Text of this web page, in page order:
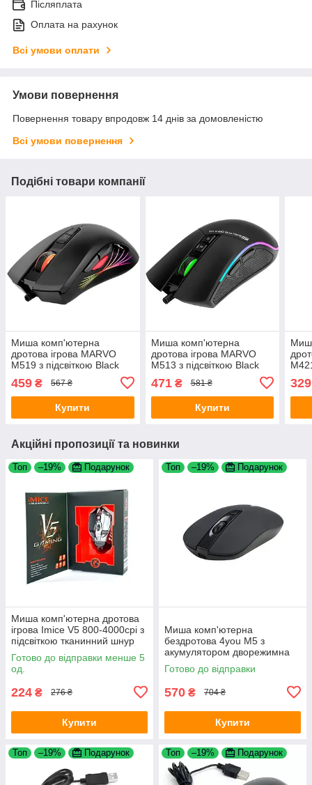
Післяплата
Оплата на рахунок
Всі умови оплати
Умови повернення
Повернення товару впродовж 14 днів за домовленістю
Всі умови повернення
Подібні товари компанії
Миша комп'ютерна
дротова ігрова MARVO
M519 з підсвіткою Black
459 ₴ 567 ₴
Купити
Миша комп'ютерна
дротова ігрова MARVO
M513 з підсвіткою Black
471₴ 581 ₴
Купити
329
Акційні пропозиції та новинки
Топ –19% Подарунок
Миша комп'ютерна дротова
ігрова Imice V5 800-4000сpi з
підсвіткою тканинний шнур
Black
Готово до відправки менше 5
од.
224 ₴ 276 ₴
Купити
Топ –19% Подарунок
Миша комп'ютерна
бездротова 4you M5 з
акумулятором дворежимна
Bluetooth 2.4G 4 кнопки Black
Готово до відправки
570 ₴ 704 ₴
Купити
Топ –19% Подарунок Топ –19% Подарунок